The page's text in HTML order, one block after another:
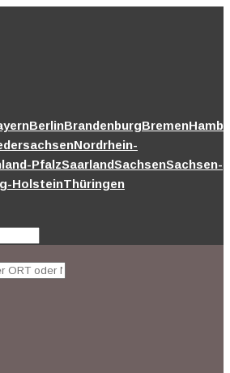
BerlinBrandenburgBremen
Nordrhein-
PfalzSaarlandSachsenSachsen-
HolsteinThüringen